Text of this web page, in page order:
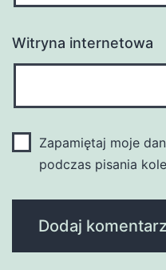
Witryna internetowa
Zapamiętaj moje
podczas pisania